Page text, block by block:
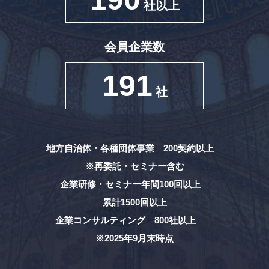
社以上
会員企業数
191 社
地方自治体・各種団体事業 200契約以上
※再委託・セミナー含む
企業研修・セミナー年間100回以上
累計1500回以上
企業コンサルティング 800社以上
※2025年9月末時点